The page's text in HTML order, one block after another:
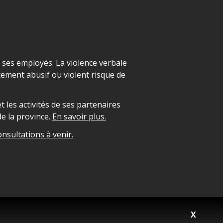
X
employés. La violence verbale
abusif ou violent risque de
les activités de ses partenaires
la province. En savoir plus.
à venir.